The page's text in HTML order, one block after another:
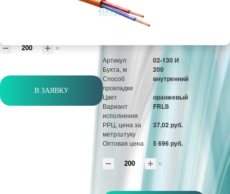
м
В ЗАЯВКУ
Артикул 02-130 И
Бухта, м 200
Способ
прокладки
внутренний
Цвет оранжевый
Вариант
исполнения
FRLS
РРЦ, цена за
метр/штуку
37,02 руб.
Оптовая цена 5 696 руб.
м